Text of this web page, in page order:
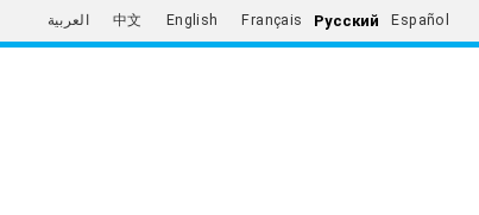
العربية 中文 English Français Русский Español